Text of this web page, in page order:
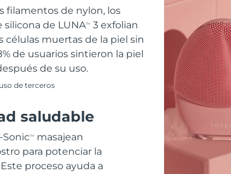
filamentos de nylon, los
de LUNATM
3 exfolian
células muertas de la piel sin
de usuarios sintieron la piel
de su uso.
de terceros
saludable
SonicTM
masajean
para potenciar la
proceso ayuda a